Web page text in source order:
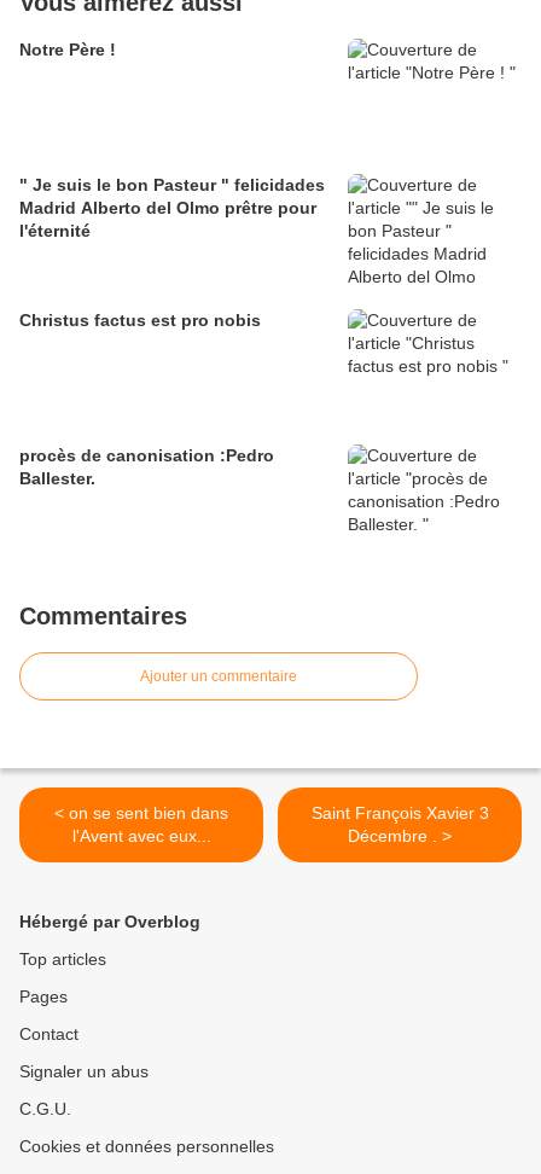
Notre Père !
" Je suis le bon Pasteur " felicidades
Madrid Alberto del Olmo prêtre pour
l'éternité
Christus factus est pro nobis
procès de canonisation :Pedro
Ballester.
Commentaires
Ajouter un commentaire
< on se sent bien dans
l'Avent avec eux...
Saint François Xavier 3
Décembre . >
Hébergé par Overblog
Top articles
Pages
Contact
Signaler un abus
C.G.U.
Cookies et données personnelles